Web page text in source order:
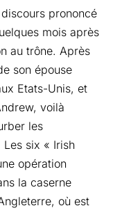
prononcé
mois après
au trône. Après
son épouse
Etats-Unis, et
voilà
les
six « Irish
opération
la caserne
où est